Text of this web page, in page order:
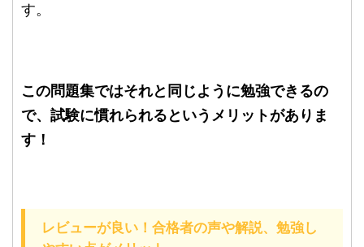
す。
この問題集ではそれと同じように勉強できるの
で、試験に慣れられるというメリットがありま
す！
レビューが良い！合格者の声や解説、勉強し